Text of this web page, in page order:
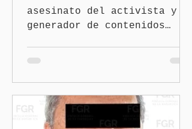
asesinato del activista y
generador de contenidos
de Puebla (FGE) sostuvo una
reunión de trabajo con
organizaciones nacionales e
internacionales dedicadas a